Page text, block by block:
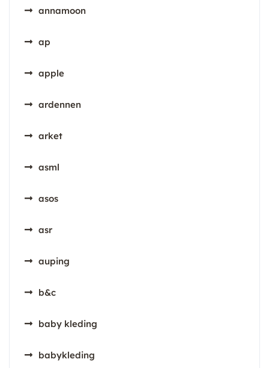
annamoon
ap
apple
ardennen
arket
asml
asos
asr
auping
b&c
baby kleding
babykleding